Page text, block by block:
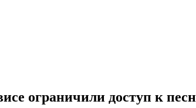
ограничили доступ к